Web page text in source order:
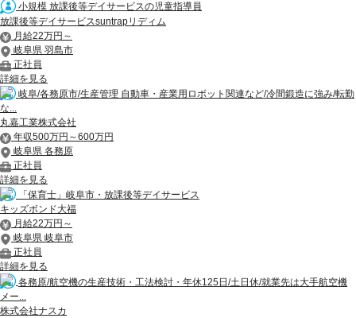
小規模 放課後等デイサービスの児童指導員
放課後等デイサービスsuntrapリディム
月給22万円～
岐阜県 羽島市
正社員
詳細を見る
岐阜/各務原市/生産管理 自動車・産業用ロボット関連など/冷間鍛造に強み/転勤
な...
丸嘉工業株式会社
年収500万円～600万円
岐阜県 各務原
正社員
詳細を見る
「保育士」岐阜市・放課後等デイサービス
キッズボンド大福
月給22万円～
岐阜県 岐阜市
正社員
詳細を見る
各務原/航空機の生産技術・工法検討・年休125日/土日休/就業先は大手航空機
メー...
株式会社ナスカ